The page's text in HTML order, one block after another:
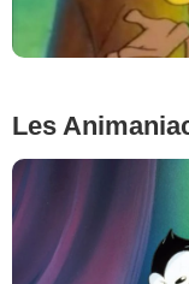
Les